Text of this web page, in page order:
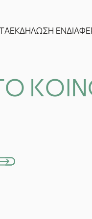
ΕΚΔΗΛΩΣΗ